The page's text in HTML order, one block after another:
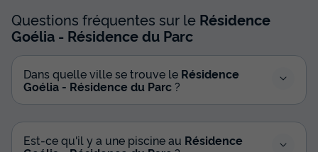
Questions fréquentes sur le Résidence
Goélia - Résidence du Parc
Dans quelle ville se trouve le Résidence
Goélia - Résidence du Parc ?
Est-ce qu'il y a une piscine au Résidence